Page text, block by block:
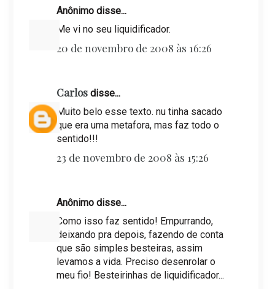
Anônimo disse...
Me vi no seu liquidificador.
20 de novembro de 2008 às 16:26
Carlosdisse...
Muito belo esse texto. nu tinha sacado
que era uma metafora, mas faz todo o
sentido!!!
23 de novembro de 2008 às 15:26
Anônimo disse...
Como isso faz sentido! Empurrando,
deixando pra depois, fazendo de conta
que são simples besteiras, assim
levamos a vida. Preciso desenrolar o
meu fio! Besteirinhas de liquidificador...